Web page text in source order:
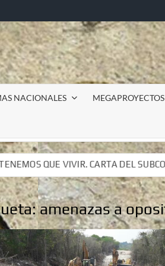
NACIONALES MEGAPROYECTOS
SUBCOMANDANTE INSURGENTE
SUBCOMANDANTE INSURGENTE
amenazas a